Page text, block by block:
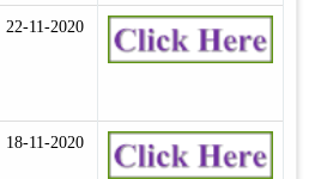
22-11-2020
18-11-2020